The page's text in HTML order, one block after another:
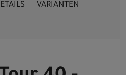
VARIANTEN